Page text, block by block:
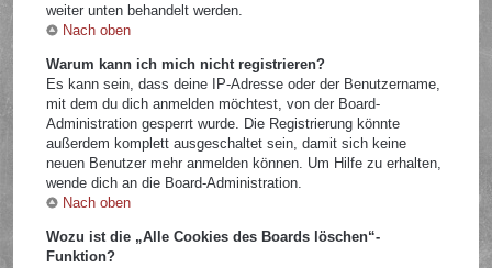
weiter unten behandelt werden.
Nach oben
Warum kann ich mich nicht registrieren?
Es kann sein, dass deine IP-Adresse oder der Benutzername,
mit dem du dich anmelden möchtest, von der Board-
Administration gesperrt wurde. Die Registrierung könnte
außerdem komplett ausgeschaltet sein, damit sich keine
neuen Benutzer mehr anmelden können. Um Hilfe zu erhalten,
wende dich an die Board-Administration.
Nach oben
Wozu ist die „Alle Cookies des Boards löschen“-
Funktion?